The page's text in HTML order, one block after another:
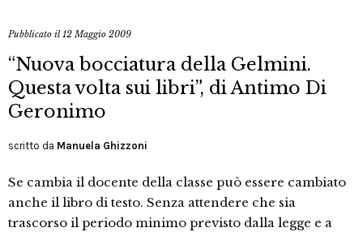
Pubblicato il12 Maggio 2009
“Nuova bocciatura della Gelmini.
Questa volta sui libri”, di Antimo Di
Geronimo
scritto da Manuela Ghizzoni
Se cambia il docente della classe può essere cambiato
anche il libro di testo. Senza attendere che sia
trascorso il periodo minimo previsto dalla legge e a